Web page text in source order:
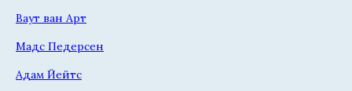
Ваут ван Арт
Мадс Педерсен
Адам Йейтс